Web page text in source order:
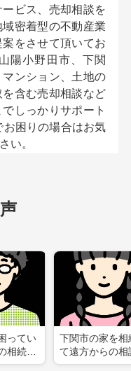
ビス、売却相談を
密着型の不動産業
をさせて頂いてお
陽小野田市、下関
ンション、土地の
含む売却相談など
しっかりサポート
お困りの場合はお気
い。
ってい
相続し
事に売
下関市の家を相
て遠方からの相
ったがスムーズ